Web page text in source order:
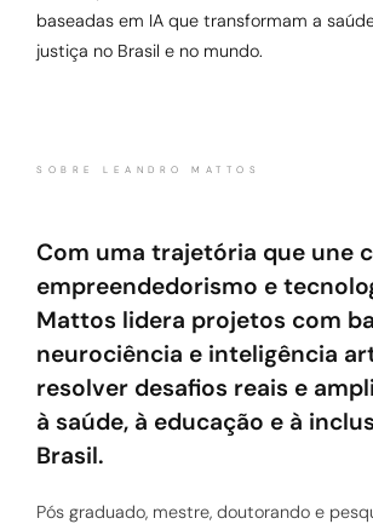
baseadas em IA que transformam a
justiça no Brasil e no mundo.
SOBRE LEANDRO MATTOS
Com uma trajetória que une
empreendedorismo e
Mattos lidera projetos com
neurociência e inteligência
resolver desafios reais e
à saúde, à educação e à
Brasil.
Pós graduado, mestre, doutorando e